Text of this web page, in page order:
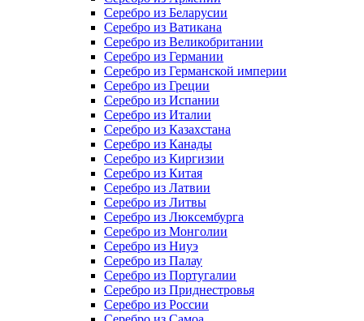
Серебро из Беларусии
Серебро из Ватикана
Серебро из Великобритании
Серебро из Германии
Серебро из Германской империи
Серебро из Греции
Серебро из Испании
Серебро из Италии
Серебро из Казахстана
Серебро из Канады
Серебро из Киргизии
Серебро из Китая
Серебро из Латвии
Серебро из Литвы
Серебро из Люксембурга
Серебро из Монголии
Серебро из Ниуэ
Серебро из Палау
Серебро из Португалии
Серебро из Приднестровья
Серебро из России